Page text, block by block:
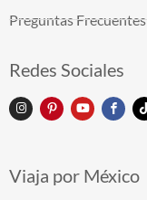
Preguntas Frecuentes
Redes Sociales
Viaja por México